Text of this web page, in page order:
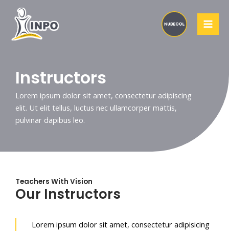
contenido
Instructors
Lorem ipsum dolor sit amet, consectetur adipiscing
elit. Ut elit tellus, luctus nec ullamcorper mattis,
pulvinar dapibus leo.
Teachers With Vision
Our Instructors
Lorem ipsum dolor sit amet, consectetur adipisicing